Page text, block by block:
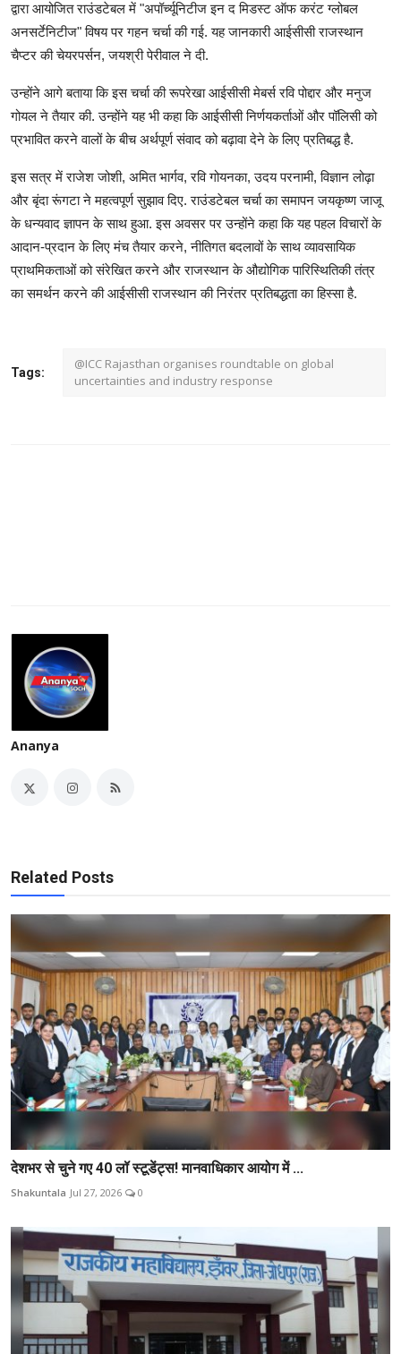
द्वारा आयोजित राउंडटेबल में "अपॉर्च्यूनिटीज इन द मिडस्ट ऑफ करंट ग्लोबल
अनसर्टेनिटीज" विषय पर गहन चर्चा की गई. यह जानकारी आईसीसी राजस्थान
चैप्टर की चेयरपर्सन, जयश्री पेरीवाल ने दी.
उन्होंने आगे बताया कि इस चर्चा की रूपरेखा आईसीसी मेबर्स रवि पोद्दार और मनुज
गोयल ने तैयार की. उन्होंने यह भी कहा कि आईसीसी निर्णयकर्ताओं और पॉलिसी को
प्रभावित करने वालों के बीच अर्थपूर्ण संवाद को बढ़ावा देने के लिए प्रतिबद्ध है.
इस सत्र में राजेश जोशी, अमित भार्गव, रवि गोयनका, उदय परनामी, विज्ञान लोढ़ा
और बृंदा रूंगटा ने महत्वपूर्ण सुझाव दिए. राउंडटेबल चर्चा का समापन जयकृष्ण जाजू
के धन्यवाद ज्ञापन के साथ हुआ. इस अवसर पर उन्होंने कहा कि यह पहल विचारों के
आदान-प्रदान के लिए मंच तैयार करने, नीतिगत बदलावों के साथ व्यावसायिक
प्राथमिकताओं को संरेखित करने और राजस्थान के औद्योगिक पारिस्थितिकी तंत्र
का समर्थन करने की आईसीसी राजस्थान की निरंतर प्रतिबद्धता का हिस्सा है.
Tags:
@ICC Rajasthan organises roundtable on global
uncertainties and industry response
Ananya
Related Posts
देशभर से चुने गए 40 लॉ स्टूडेंट्स! मानवाधिकार आयोग में ...
Shakuntala Jul 27, 2026 0